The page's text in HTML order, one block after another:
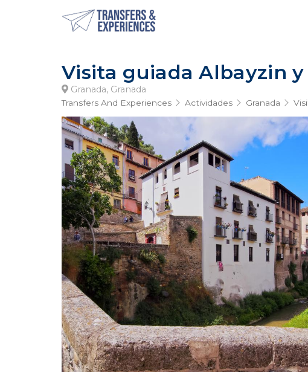
Visita guiada Albayzin
Granada, Granada
Transfers And Experiences Actividades Granada